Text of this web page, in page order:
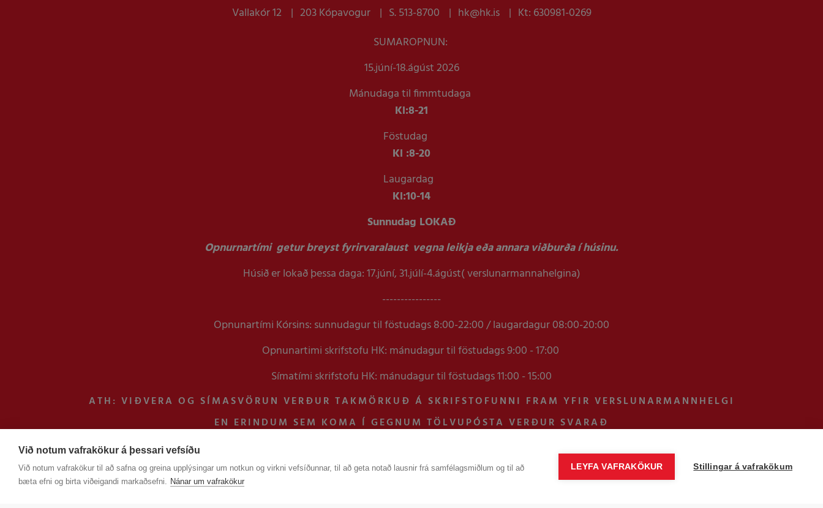
Við notum vafrakökur á þessari vefsíðu
Við notum vafrakökur til að safna og greina upplýsingar um notkun og virkni vefsíðunnar, til að geta notað lausnir frá samfélagsmiðlum og til að
bæta efni og birta viðeigandi markaðsefni. Nánar um vafrakökur
LEYFA VAFRAKÖKUR Stillingar á vafrakökum
Vallakór 12
203 Kópavogur S. 513-8700 hk@hk.is
Kt: 630981-0269
SUMAROPNUN:
15.júní-18.ágúst 2026
Mánudaga til fimmtudaga
Kl:8-21
Föstudag
Kl :8-20
Laugardag
Kl:10-14
Sunnudag LOKAÐ
Opnurnartími getur breyst fyrirvaralaust vegna leikja eða annara viðburða í húsinu.
Húsið er lokað þessa daga: 17.júní, 31.júlí-4.ágúst( verslunarmannahelgina)
----------------
Opnunartími Kórsins: sunnudagur til föstudags 8:00-22:00 / laugardagur 08:00-20:00
Opnunartimi skrifstofu HK: mánudagur til föstudags 9:00 - 17:00
Símatími skrifstofu HK: mánudagur til föstudags 11:00 - 15:00
ATH: VIÐVERA OG SÍMASVÖRUN VERÐUR TAKMÖRKUÐ Á SKRIFSTOFUNNI FRAM YFIR VERSLUNARMANNHELGI
EN ERINDUM SEM KOMA Í GEGNUM TÖLVUPÓSTA VERÐUR SVARAÐ